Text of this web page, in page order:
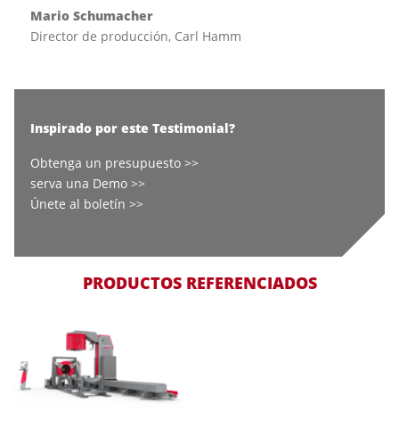
Mario Schumacher
Director de producción, Carl Hamm
Inspirado por este Testimonial?
Obtenga un presupuesto >>
serva una Demo >>
Únete al boletín >>
PRODUCTOS REFERENCIADOS